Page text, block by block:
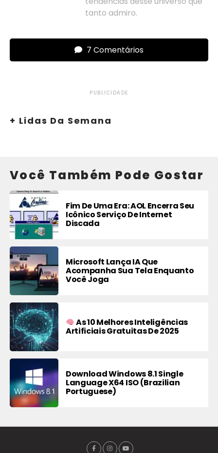
tanto admiro.
7 Comentários
PUBLICIDADE
+ Lidas Da Semana
Você Também Pode Gostar
Fim De Uma Era: AOL Encerra Seu
Icônico Serviço De Internet
Discada
Microsoft Lança IA Que
Acompanha Sua Tela Enquanto
Você Joga
As 10 Melhores Inteligências
Artificiais Gratuitas De 2025
Download Windows 8.1 Single
Language X64 ISO (Brazilian
Portuguese)